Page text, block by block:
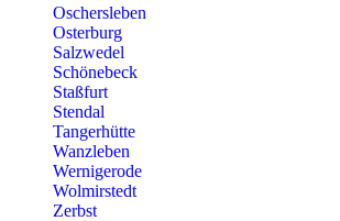
Oschersleben
Osterburg
Salzwedel
Schönebeck
Staßfurt
Stendal
Tangerhütte
Wanzleben
Wernigerode
Wolmirstedt
Zerbst